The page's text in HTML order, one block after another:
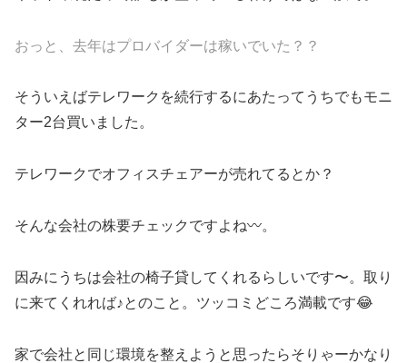
おっと、去年はプロバイダーは稼いでいた？？
そういえばテレワークを続行するにあたってうちでもモニ
ター2台買いました。
テレワークでオフィスチェアーが売れてるとか？
そんな会社の株要チェックですよね〰。
因みにうちは会社の椅子貸してくれるらしいです〜。取り
に来てくれれば♪とのこと。ツッコミどころ満載です😂
家で会社と同じ環境を整えようと思ったらそりゃーかなり